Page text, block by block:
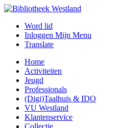
Word lid
Inloggen Mijn Menu
Translate
Home
Activiteiten
Jeugd
Professionals
(Digi)Taalhuis & IDO
VU Westland
Klantenservice
Collectie